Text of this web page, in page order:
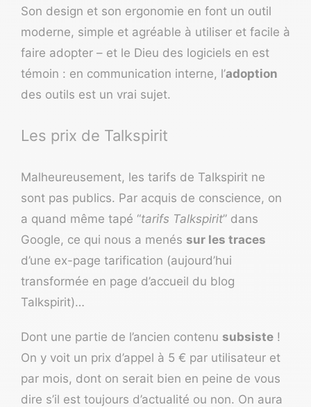
Son design et son ergonomie en font un outil
moderne, simple et agréable à utiliser et facile à
faire adopter – et le Dieu des logiciels en est
témoin : en communication interne, l’adoption
des outils est un vrai sujet.
Les prix de Talkspirit
Malheureusement, les tarifs de Talkspirit ne
sont pas publics. Par acquis de conscience, on
a quand même tapé “tarifs Talkspirit” dans
Google, ce qui nous a menés sur les traces
d’une ex-page tarification (aujourd’hui
transformée en page d’accueil du blog
Talkspirit)…
Dont une partie de l’ancien contenu subsiste !
On y voit un prix d’appel à 5 € par utilisateur et
par mois, dont on serait bien en peine de vous
dire s’il est toujours d’actualité ou non. On aura